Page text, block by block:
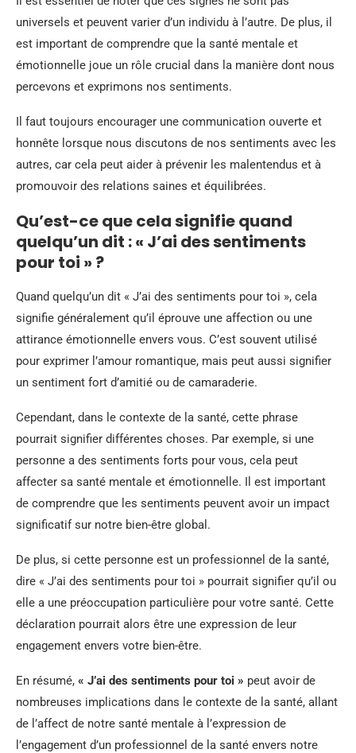
universels et peuvent varier d’un individu à l’autre. De plus, il
est important de comprendre que la santé mentale et
émotionnelle joue un rôle crucial dans la manière dont nous
percevons et exprimons nos sentiments.
Il faut toujours encourager une communication ouverte et
honnête lorsque nous discutons de nos sentiments avec les
autres, car cela peut aider à prévenir les malentendus et à
promouvoir des relations saines et équilibrées.
Qu’est-ce que cela signifie quand
quelqu’un dit : « J’ai des sentiments
pour toi » ?
Quand quelqu’un dit « J’ai des sentiments pour toi », cela
signifie généralement qu’il éprouve une affection ou une
attirance émotionnelle envers vous. C’est souvent utilisé
pour exprimer l’amour romantique, mais peut aussi signifier
un sentiment fort d’amitié ou de camaraderie.
Cependant, dans le contexte de la santé, cette phrase
pourrait signifier différentes choses. Par exemple, si une
personne a des sentiments forts pour vous, cela peut
affecter sa santé mentale et émotionnelle. Il est important
de comprendre que les sentiments peuvent avoir un impact
significatif sur notre bien-être global.
De plus, si cette personne est un professionnel de la santé,
dire « J’ai des sentiments pour toi » pourrait signifier qu’il ou
elle a une préoccupation particulière pour votre santé. Cette
déclaration pourrait alors être une expression de leur
engagement envers votre bien-être.
En résumé, « J’ai des sentiments pour toi » peut avoir de
nombreuses implications dans le contexte de la santé, allant
de l’affect de notre santé mentale à l’expression de
l’engagement d’un professionnel de la santé envers notre